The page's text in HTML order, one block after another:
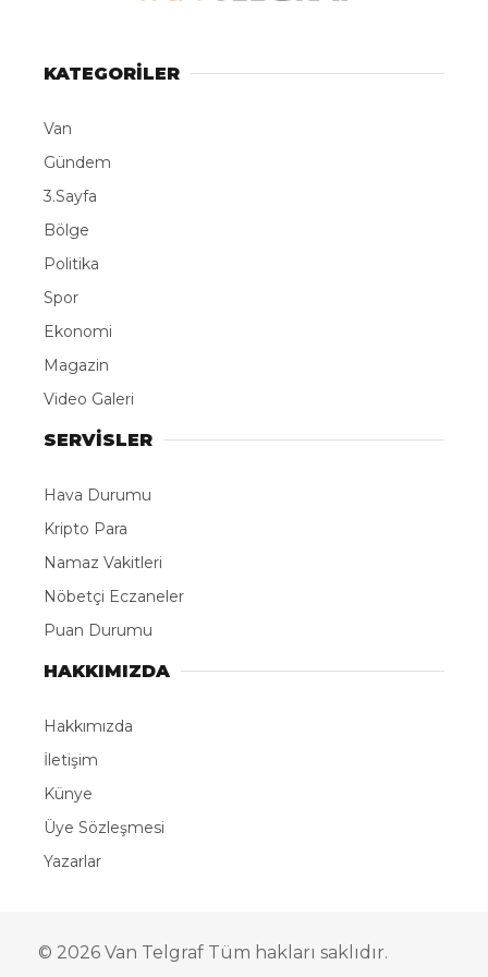
KATEGORİLER
Van
Gündem
3.Sayfa
Bölge
Politika
Spor
Ekonomi
Magazin
Video Galeri
SERVİSLER
Hava Durumu
Kripto Para
Namaz Vakitleri
Nöbetçi Eczaneler
Puan Durumu
HAKKIMIZDA
Hakkımızda
İletişim
Künye
Üye Sözleşmesi
Yazarlar
© 2026 Van Telgraf Tüm hakları saklıdır.